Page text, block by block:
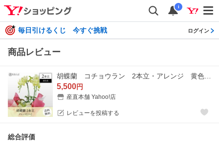
i
毎日引けるくじ 今すぐ挑戦 ログイン
商品レビュー
5,500円
産直本舗 Yahoo!店
レビューを投稿する
総合評価